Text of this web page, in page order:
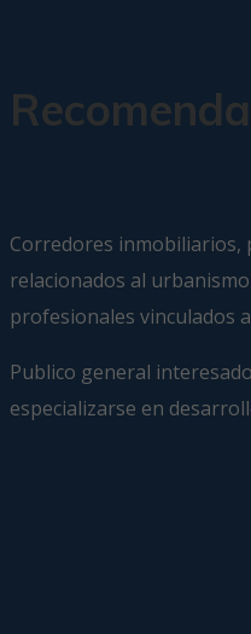
Corredores
relacionados al
profesionales vinculados
Publico general
especializarse en